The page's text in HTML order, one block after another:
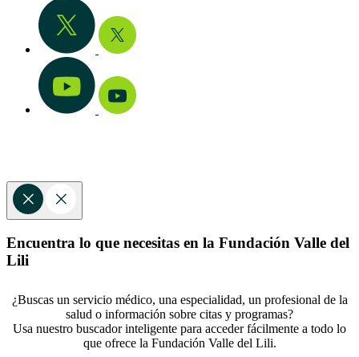
Encuentra lo que necesitas en la Fundación Valle del
Lili
¿Buscas un servicio médico, una especialidad, un profesional de la
salud o información sobre citas y programas?
Usa nuestro buscador inteligente para acceder fácilmente a todo lo
que ofrece la Fundación Valle del Lili.